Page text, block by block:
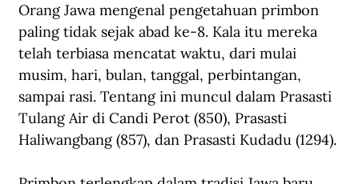
Orang Jawa mengenal pengetahuan primbon
paling tidak sejak abad ke-8. Kala itu mereka
telah terbiasa mencatat waktu, dari mulai
musim, hari, bulan, tanggal, perbintangan,
sampai rasi. Tentang ini muncul dalam Prasasti
Tulang Air di Candi Perot (850), Prasasti
Haliwangbang (857), dan Prasasti Kudadu (1294).